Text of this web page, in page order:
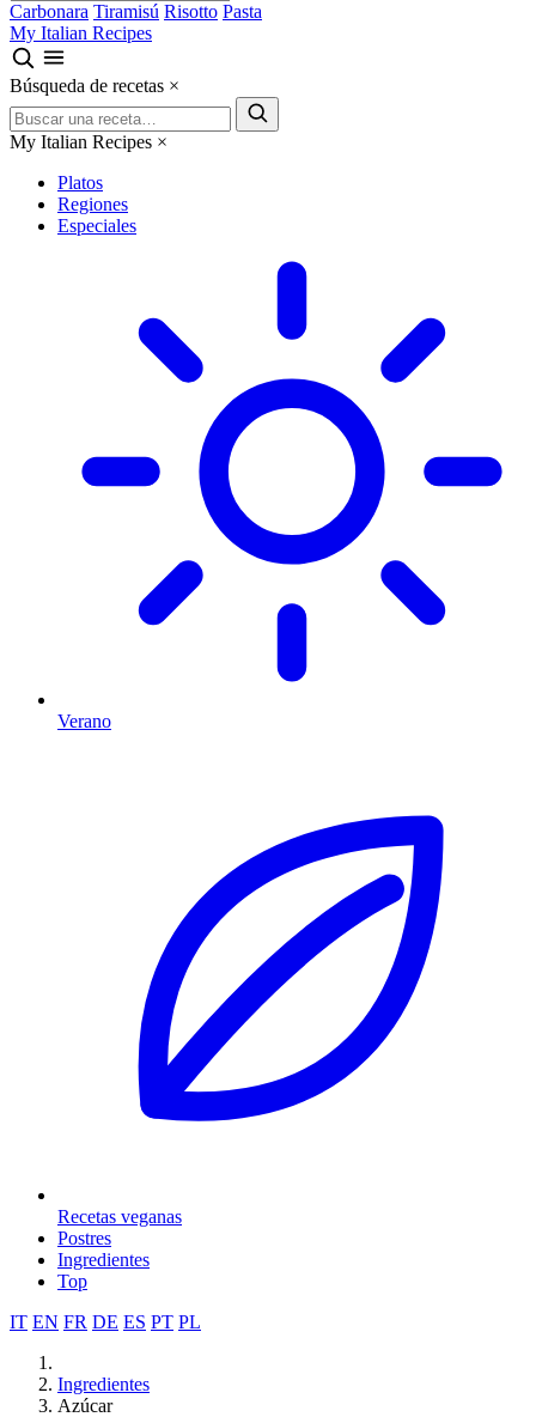
Carbonara Tiramisú Risotto Pasta
My Italian Recipes
Búsqueda de recetas ×
My Italian Recipes ×
Platos
Regiones
Especiales
Verano
Recetas veganas
Postres
Ingredientes
Top
IT EN FR DE ES PT PL
Ingredientes
Azúcar